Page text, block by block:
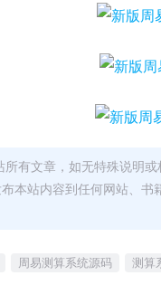
所有文章，如无特殊说明
本站内容到任何网站、
周易测算系统源码 测算